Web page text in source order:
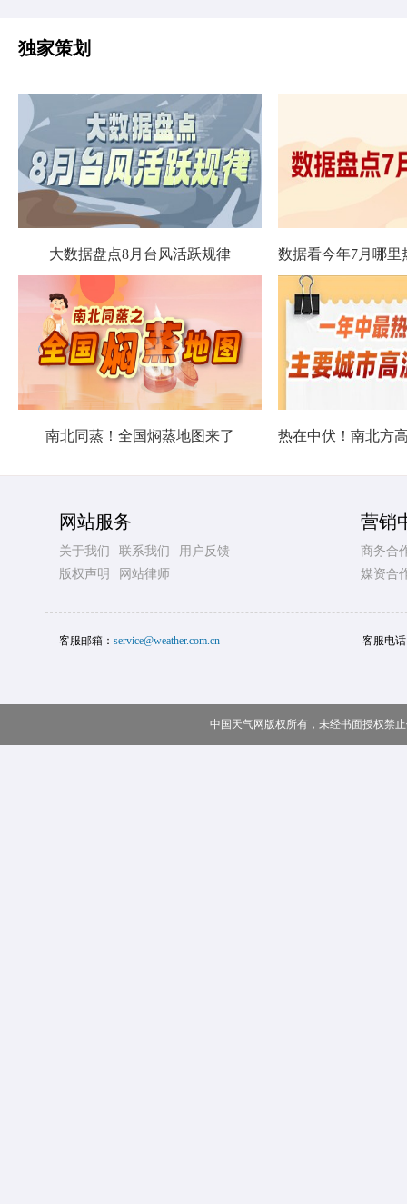
独家策划
大数据盘点8月台风活跃规律
南北同蒸！全国焖蒸地图来了
网站服务
关于我们 联系我们
用户反馈
版权声明
网站律师
营销
商务合
媒资合
客服邮箱： service@weather.com.cn 客服电
中国天气网版权所有，未经书面授权